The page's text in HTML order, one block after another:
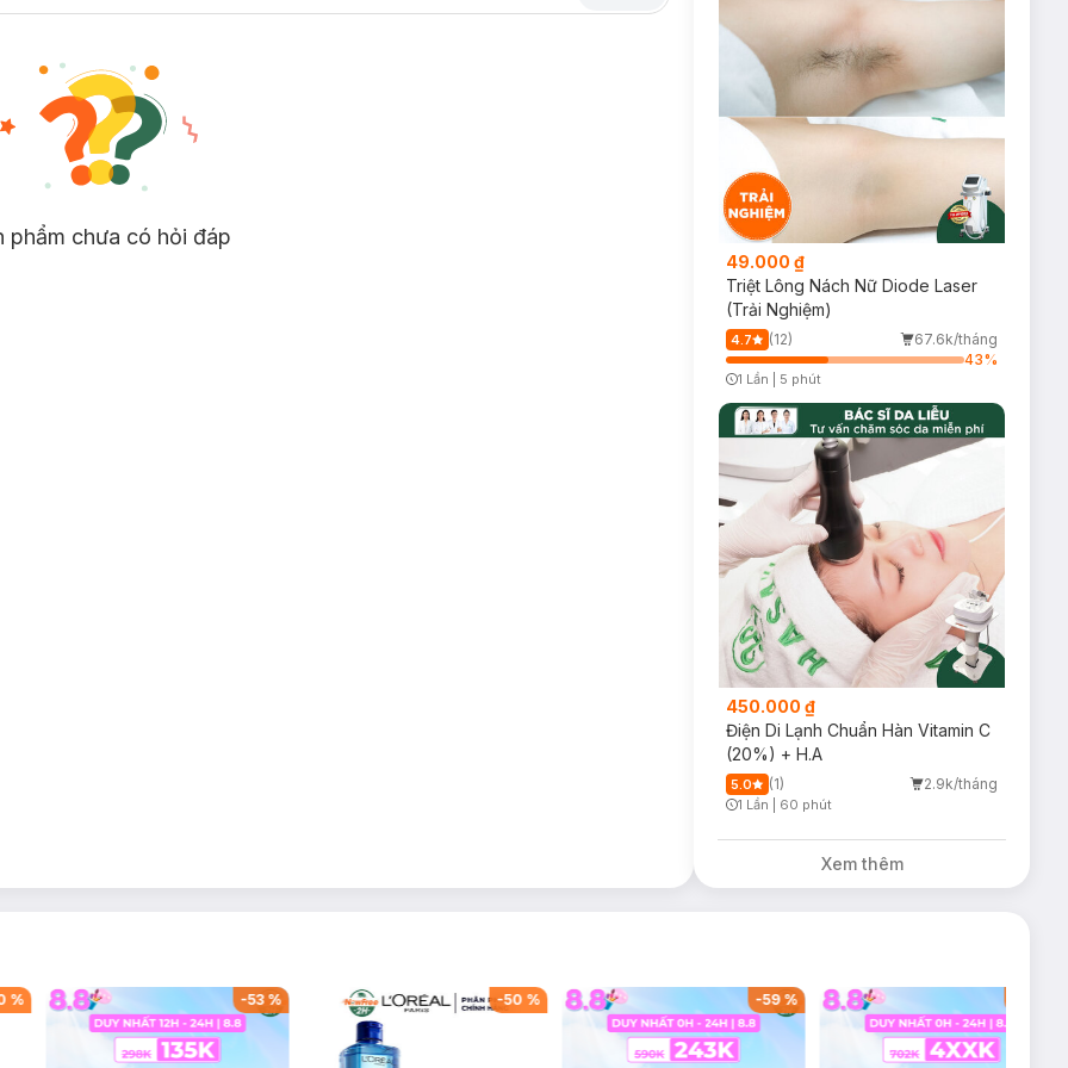
chất (serum).
học, thân thiện với môi trường.
lông và loại bỏ tế bào chết.
đỏ, đồng thời hỗ trợ se khít lỗ chân lông và củng cố hàng rào bảo vệ da khỏe mạnh.
xỉn màu, đồng thời chống oxy hóa, tăng sinh collagen cho da căng bóng.
phẩm chưa có hỏi đáp
49.000 ₫
Triệt Lông Nách Nữ Diode Laser
(Trải Nghiệm)
4.7 (12)
67.6k/tháng
43%
Timer Gray Icon
1 Lần 5 phút
450.000 ₫
Điện Di Lạnh Chuẩn Hàn Vitamin C
(20%) + H.A
5.0 (1) 2.9k/tháng
1 Lần 60 phút
Xem thêm
% -53% -50 % -59%